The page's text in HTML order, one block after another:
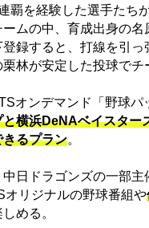
覇を経験した選手たち
ムの中、育成出身の名
登録すると、打線を引っ
林が安定した投球でチ
オンデマンド「野球パ
と横浜DeNAベイスター
きるプラン。
中日ドラゴンズの一部主
オリジナルの野球番組や
しめる。